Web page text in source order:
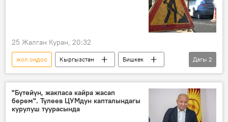
25 Жалган Куран, 20:32
жол оңдоо Кыргызстан
Бишкек
асфальт
кудук
Дагы 2
"Бүтөйүн, жакпаса кайра жасап
берем". Түлеев ЦУМдун капталындагы
курулуш туурасында